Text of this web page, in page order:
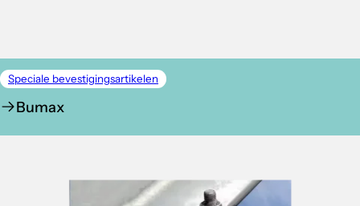
Speciale bevestigingsartikelen
Bumax